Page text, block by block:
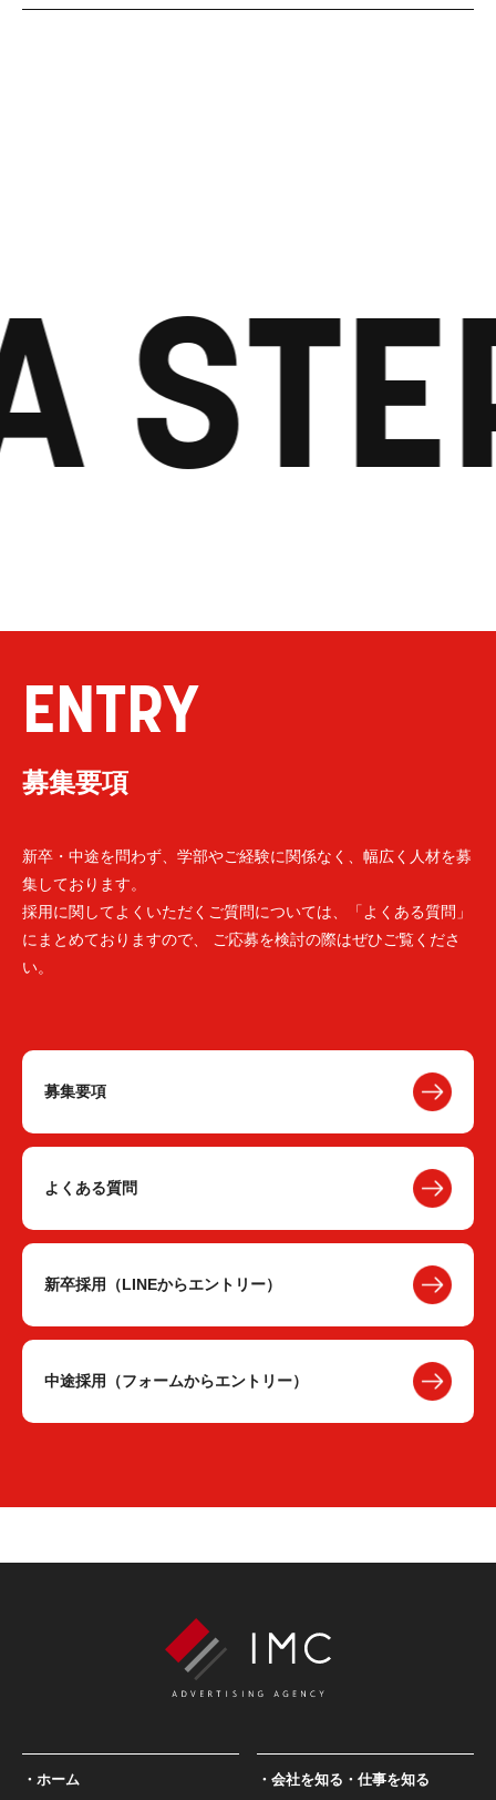
ENTRY
募集要項
新卒・中途を問わず、学部やご経験に関係なく、幅広く人材を募
集しております。
採用に関してよくいただくご質問については、「よくある質問」
にまとめておりますので、 ご応募を検討の際はぜひご覧くださ
い。
募集要項
よくある質問
新卒採用（LINEからエントリー）
中途採用（フォームからエントリー）
ホーム 会社を知る・仕事を知る